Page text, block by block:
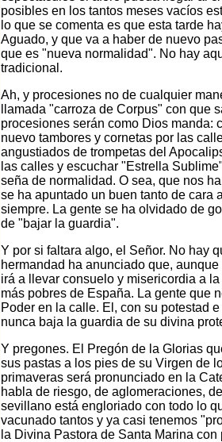
posibles en los tantos meses vacíos
lo que se comenta es que esta tarde
Aguado, y que va a haber de nuevo
que es "nueva normalidad". No hay
tradicional.
Ah, y procesiones no de cualquier
llamada "carroza de Corpus" con que
procesiones serán como Dios manda:
nuevo tambores y cornetas por las
angustiados de trompetas del
las calles y escuchar "Estrella
seña de normalidad. O sea, que nos
se ha apuntado un buen tanto de cara
siempre. La gente se ha olvidado de
de "bajar la guardia".
Y por si faltara algo, el Señor. No hay
hermandad ha anunciado que,
irá a llevar consuelo y misericordia a
más pobres de España. La gente que
Poder en la calle. El, con su potestad
nunca baja la guardia de su divina
Y pregones. El Pregón de la Glorias
sus pastas a los pies de su Virgen de
primaveras será pronunciado en la
habla de riesgo, de aglomeraciones,
sevillano está engloriado con todo lo
vacunado tantos y ya casi tenemos
la Divina Pastora de Santa Marina